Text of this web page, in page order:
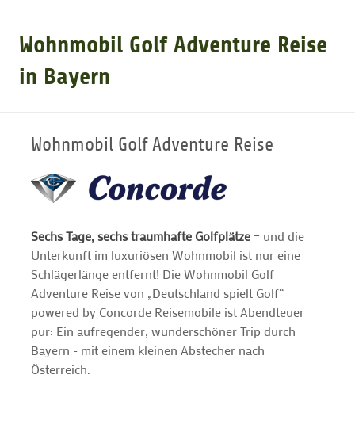
GOLFHOTELS
GOLFARRANGEMENTS
GOLF CARD
GOLF & WOMO
MALLORCA GOLFWOCHE
GOLF NEWS
Wohnmobil Golf Adventure Reise
in Bayern
Wohnmobil Golf Adventure Reise
Sechs Tage, sechs traumhafte Golfplätze – und die
Unterkunft im luxuriösen Wohnmobil ist nur eine
Schlägerlänge entfernt! Die Wohnmobil Golf
Adventure Reise von „Deutschland spielt Golf“
powered by Concorde Reisemobile ist Abendteuer
pur: Ein aufregender, wunderschöner Trip durch
Bayern - mit einem kleinen Abstecher nach
Österreich.